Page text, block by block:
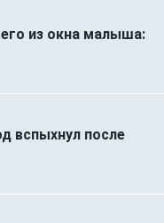
из окна малыша:
вспыхнул после